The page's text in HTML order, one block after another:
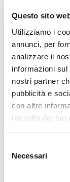
Questo sito
Utilizziamo i
annunci, per
analizzare il
informazioni
nostri partner
pubblicità e
con altre
raccolto dal tuo
delNecessari